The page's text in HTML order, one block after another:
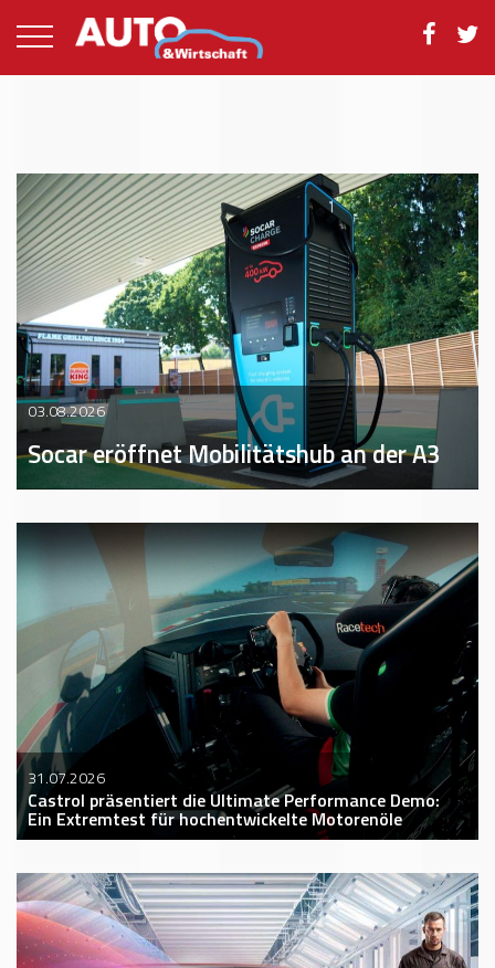
03.08.2026
Socar eröffnet Mobilitätshub an der A3
31.07.2026
Castrol präsentiert die Ultimate Performance Demo:
Ein Extremtest für hochentwickelte Motorenöle